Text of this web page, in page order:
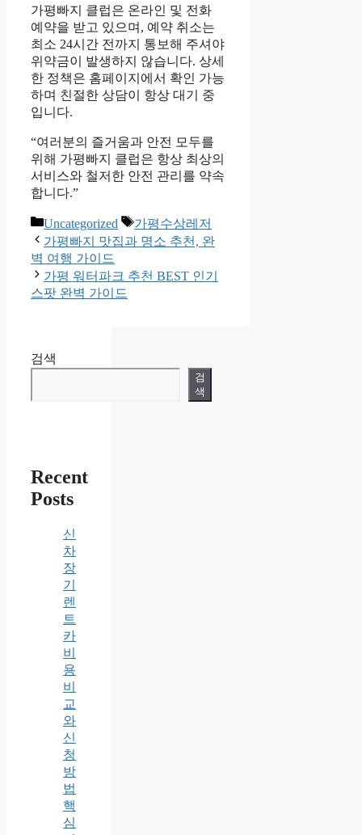
가평빠지 클럽은 온라인 및 전화
예약을 받고 있으며, 예약 취소는
최소 24시간 전까지 통보해 주셔야
위약금이 발생하지 않습니다. 상세
한 정책은 홈페이지에서 확인 가능
하며 친절한 상담이 항상 대기 중
입니다.
“여러분의 즐거움과 안전 모두를
위해 가평빠지 클럽은 항상 최상의
서비스와 철저한 안전 관리를 약속
합니다.”
카
테
고
리
Uncategorized
태
그
가평수상레저
가평빠지 맛집과 명소 추천, 완
벽 여행 가이드
가평 워터파크 추천 BEST 인기
스팟 완벽 가이드
검색
검
색
Recent
Posts
신
차
장
기
렌
트
카
비
용
비
교
와
신
청
방
법
핵
심